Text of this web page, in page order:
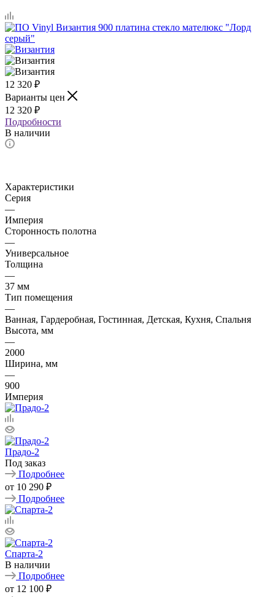
12 320 ₽
Варианты цен
12 320 ₽
Подробности
В наличии
Характеристики
Серия
—
Империя
Сторонность полотна
—
Универсальное
Толщина
—
37 мм
Тип помещения
—
Ванная, Гардеробная, Гостинная, Детская, Кухня, Спальня
Высота, мм
—
2000
Ширина, мм
—
900
Империя
Прадо-2
Под заказ
Подробнее
от 10 290 ₽
Подробнее
Спарта-2
В наличии
Подробнее
от 12 100 ₽